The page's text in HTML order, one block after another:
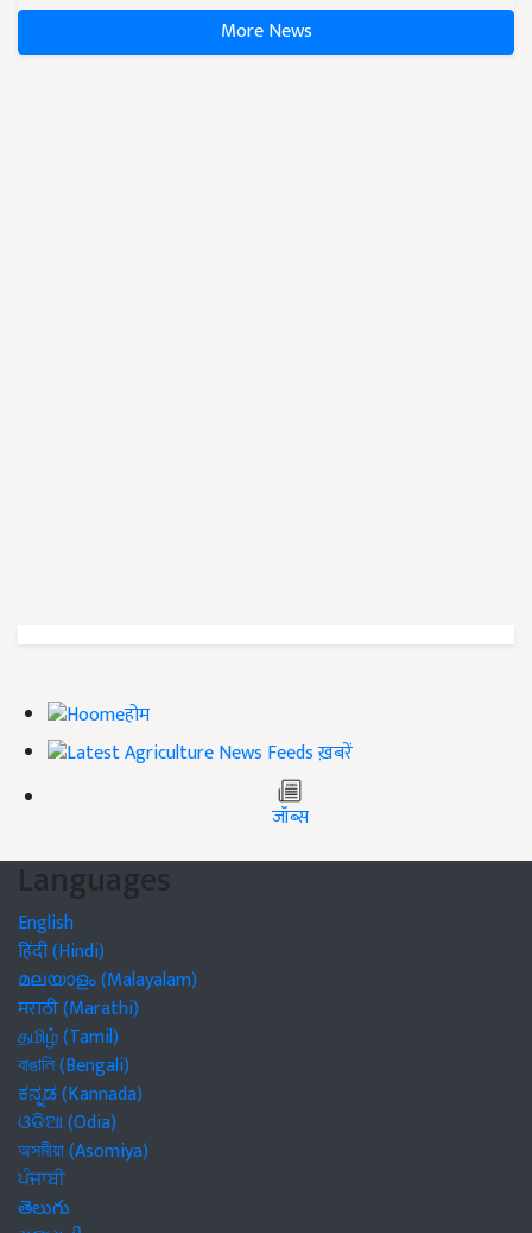
More News
होम
ख़बरें
जॉब्स
Languages
English
हिंदी (Hindi)
മലയാളം (Malayalam)
मराठी (Marathi)
தமிழ் (Tamil)
বাঙালি (Bengali)
ಕನ್ನಡ (Kannada)
ଓଡିଆ (Odia)
অসমীয়া (Asomiya)
ਪੰਜਾਬੀ
తెలుగు